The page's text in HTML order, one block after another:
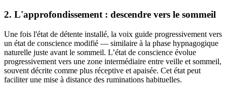
2. L'approfondissement : descendre vers le sommeil
Une fois l'état de détente installé, la voix guide progressivement vers
un état de conscience modifié — similaire à la phase hypnagogique
naturelle juste avant le sommeil. L’état de conscience évolue
progressivement vers une zone intermédiaire entre veille et sommeil,
souvent décrite comme plus réceptive et apaisée. Cet état peut
faciliter une mise à distance des ruminations habituelles.